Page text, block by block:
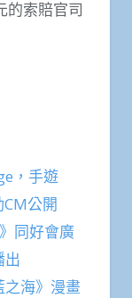
的索賠官司
，手遊
公開
同好會廣
出
之海》漫畫